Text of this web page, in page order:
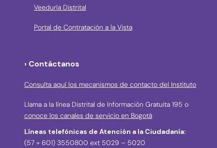
Veeduría Distrital
Portal de Contratación a la Vista
› Contáctanos
Consulta aquí los mecanismos de contacto del Instituto
Llama a la línea Distrital de Información Gratuita 195 o
conoce los canales de servicio en Bogotá
Líneas telefónicas de Atención a la Ciudadanía:
(57 + 601) 3550800 ext 5029 – 5020